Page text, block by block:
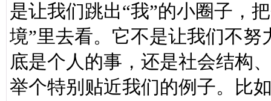
是让我们跳出“我”的小圈子，
境”里去看。它不是让我们不
底是个人的事，还是社会结构
举个特别贴近我们的例子。比